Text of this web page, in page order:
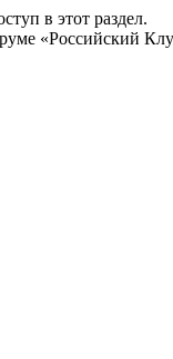
в этот раздел.
«Российский